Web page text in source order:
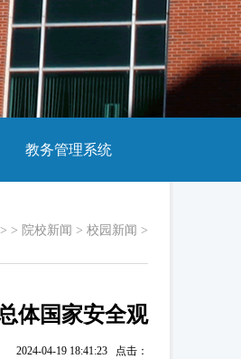
教务管理系统
> > 院校新闻 > 校园新闻 >
体国家安全观
2024-04-19 18:41:23 点击：